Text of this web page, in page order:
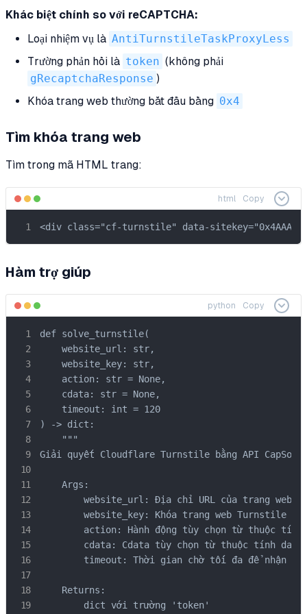
Khác biệt chính so với reCAPTCHA:
Loại nhiệm vụ là AntiTurnstileTaskProxyLess
Trường phản hồi là token (không phải
gRecaptchaResponse )
Khóa trang web thường bắt đầu bằng 0x4
Tìm khóa trang web
Tìm trong mã HTML trang:
html Copy
<div class="cf-turnstile" data-
Hàm trợ giúp
python Copy
def solve_turnstile(
    website_url: str,
    website_key: str,
    action: str = None,
    cdata: str = None,
    timeout: int = 120
) -> dict:
    """
Giải quyết Cloudflare Turnstile bằng API
    Args:
website_url: Địa chỉ URL của trang web
website_key: Khóa trang web Turnstile
action: Hành động tùy chọn từ thuộc tính
cdata: Cdata tùy chọn từ thuộc tính
timeout: Thời gian chờ tối đa để nhận
    Returns:
        dict với trường 'token'